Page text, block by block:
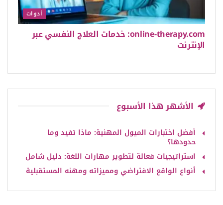
أدوات
online-therapy.com: خدمات العلاج النفسي عبر
الإنترنت
الأشهر هذا الأسبوع
أفضل اختبارات الميول المهنية: ماذا تفيد وما
حدودها؟
استراتيجيات فعالة لتطوير مهارات اللغة: دليل شامل
أنواع الواقع الافتراضي ومميزاته ومهنه المستقبلية